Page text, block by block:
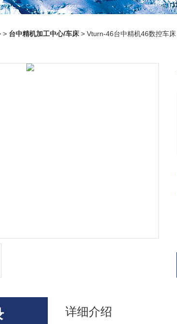
> 台中精机加工中心/车床 > Vturn-46台中精机46数控车床
详细介绍